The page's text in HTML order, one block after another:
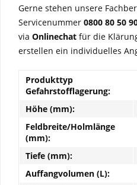
Gerne stehen unsere
Servicenummer 0800 80 50
via Onlinechat für die
erstellen ein individuelles
Produkttyp
Gefahrstofflagerung:
Höhe (mm):
Feldbreite/Holmlänge
(mm):
Tiefe (mm):
Auffangvolumen (L):